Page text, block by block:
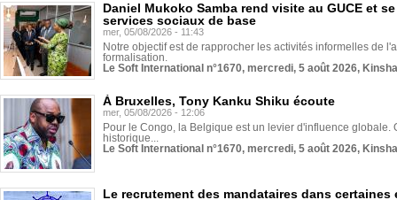
Daniel Mukoko Samba rend visite au GUCE et
services sociaux de base
mer, 05/08/2026 - 11:43
Notre objectif est de rapprocher les activités informelles de
formalisation.
Le Soft International n°1670, mercredi, 5 août 2026,
À Bruxelles, Tony Kanku Shiku écoute
mer, 05/08/2026 - 12:06
Pour le Congo, la Belgique est un levier d'influence globale.
historique...
Le Soft International n°1670, mercredi, 5 août 2026,
Le recrutement des mandataires dans